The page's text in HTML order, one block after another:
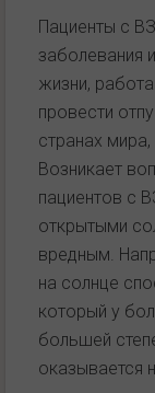
Пациенты с
заболевания
жизни,
провести
странах
Возникает
пациентов с
открытыми
вредным.
на солнце
который у
большей
оказывается